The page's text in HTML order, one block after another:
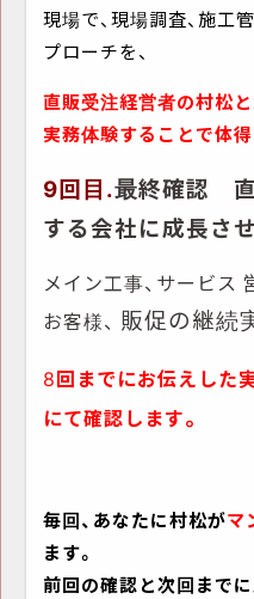
現場で、現場調査、施工
プローチを、
直販受注経営者の村松
実務体験することで体得
9回目.最終確認
する会社に成長さ
メイン工事、サービス
お客様、 販促の継続
8回までにお伝えした
にて確認します。
毎回、あなたに村松がマ
ます。
前回の確認と次回まで